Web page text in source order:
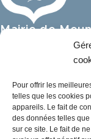
Pour offrir les
telles que les cookies
appareils. Le fait de
des données telles
sur ce site. Le fait de
Mairie de
32